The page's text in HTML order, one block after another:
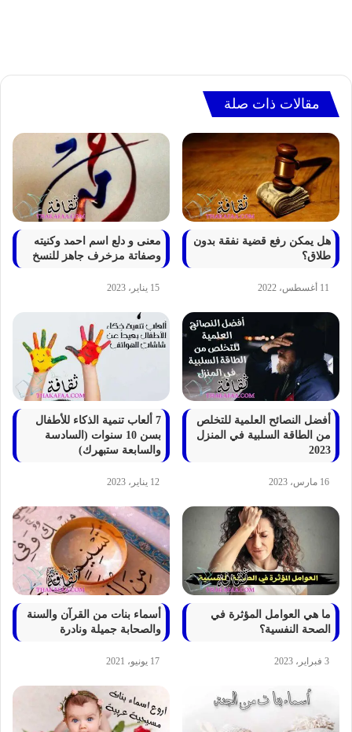
مقالات ذات صلة
هل يمكن رفع قضية نفقة بدون
طلاق؟
11 أغسطس، 2022
معنى و دلع اسم احمد وكنيته
وصفاتة مزخرف جاهز للنسخ
15 يناير، 2023
أفضل النصائح العلمية للتخلص
من الطاقة السلبية في المنزل
2023
16 مارس، 2023
7 ألعاب تنمية الذكاء للأطفال
بسن 10 سنوات (السادسة
والسابعة ستبهرك)
12 يناير، 2023
ما هي العوامل المؤثرة في
الصحة النفسية؟
3 فبراير، 2023
أسماء بنات من القرآن والسنة
والصحابة جميلة ونادرة
17 يونيو، 2021